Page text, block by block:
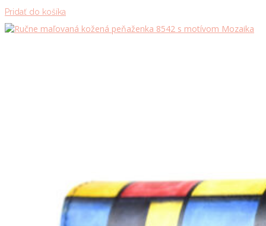
Pridať do košíka